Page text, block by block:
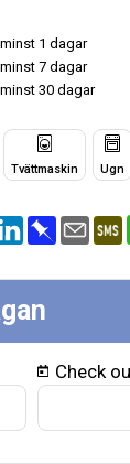
1 dagar
7 dagar
30 dagar
Tvättmaskin Ugn
Check